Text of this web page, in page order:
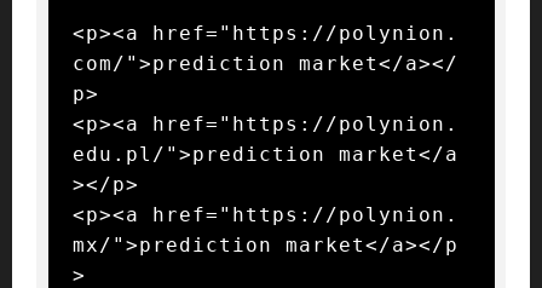
<p><a href="https://polynion.
com/">prediction market</a></
p>
<p><a href="https://polynion.
edu.pl/">prediction market</a
></p>
<p><a href="https://polynion.
mx/">prediction market</a></p
>